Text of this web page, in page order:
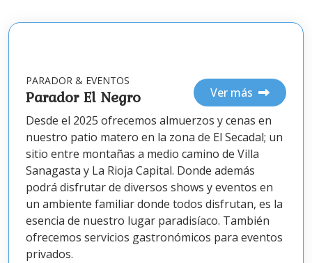
PARADOR & EVENTOS
Parador El Negro
Ver más
Desde el 2025 ofrecemos almuerzos y cenas en
nuestro patio matero en la zona de El Secadal; un
sitio entre montañas a medio camino de Villa
Sanagasta y La Rioja Capital. Donde además
podrá disfrutar de diversos shows y eventos en
un ambiente familiar donde todos disfrutan, es la
esencia de nuestro lugar paradisíaco. También
ofrecemos servicios gastronómicos para eventos
privados.